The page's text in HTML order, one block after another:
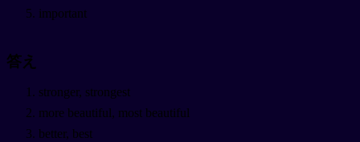
important
答え
stronger, strongest
more beautiful, most beautiful
better, best